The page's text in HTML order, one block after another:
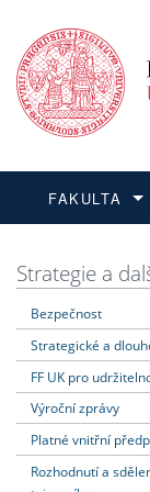
FAKULTA
Dozvědět se
Podat
Dozvědět se
Dozvědět se
Dozvědět se
Strategie a
Bezpečnost
Strategické a
FF UK pro
Výroční zprávy
Platné vnitřní
Rozhodnutí a